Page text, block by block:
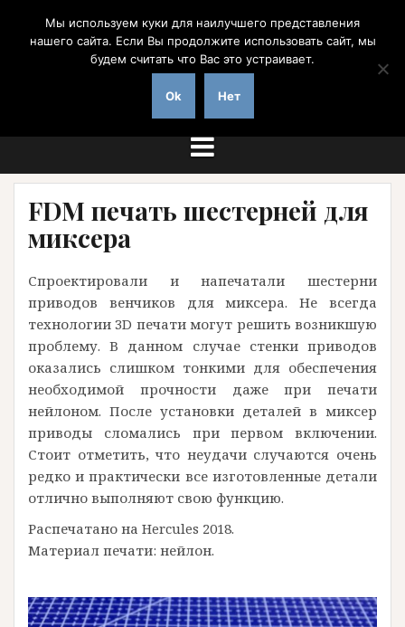
содержимому
на заказ с доставкой по России
FDM печать шестерней для
миксера
Спроектировали и напечатали шестерни
приводов венчиков для миксера. Не всегда
технологии 3D печати могут решить возникшую
проблему. В данном случае стенки приводов
оказались слишком тонкими для обеспечения
необходимой прочности даже при печати
нейлоном. После установки деталей в миксер
приводы сломались при первом включении.
Стоит отметить, что неудачи случаются очень
редко и практически все изготовленные детали
отлично выполняют свою функцию.
Распечатано на Hercules 2018.
Материал печати: нейлон.
Мы используем куки для наилучшего представления
нашего сайта. Если Вы продолжите использовать сайт, мы
будем считать что Вас это устраивает.
Ok Нет